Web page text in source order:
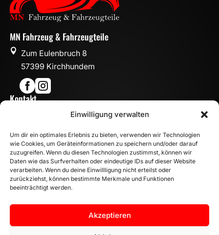
Einwilligung verwalten
Um dir ein optimales Erlebnis zu bieten, verwenden wir Technologien
wie Cookies, um Geräteinformationen zu speichern und/oder darauf
zuzugreifen. Wenn du diesen Technologien zustimmst, können wir
Daten wie das Surfverhalten oder eindeutige IDs auf dieser Website
verarbeiten. Wenn du deine Einwillligung nicht erteilst oder
zurückziehst, können bestimmte Merkmale und Funktionen
beeinträchtigt werden.
Akzeptieren
MN Fahrzeug & Fahrzeugteile

Zum Eulenbruch 8
57399 Kirchhundem

Kontakt
info@mn-fahrzeugteile.de
 WhatsApp
Öffnungszeiten
 Mo - Fr: 8:00 – 17:00 Uhr
Sa: 10:00 – 14:00 Uhr
INFORMATION
Zahlungsarten
Versandinformationen
Widerrufsbelehrung